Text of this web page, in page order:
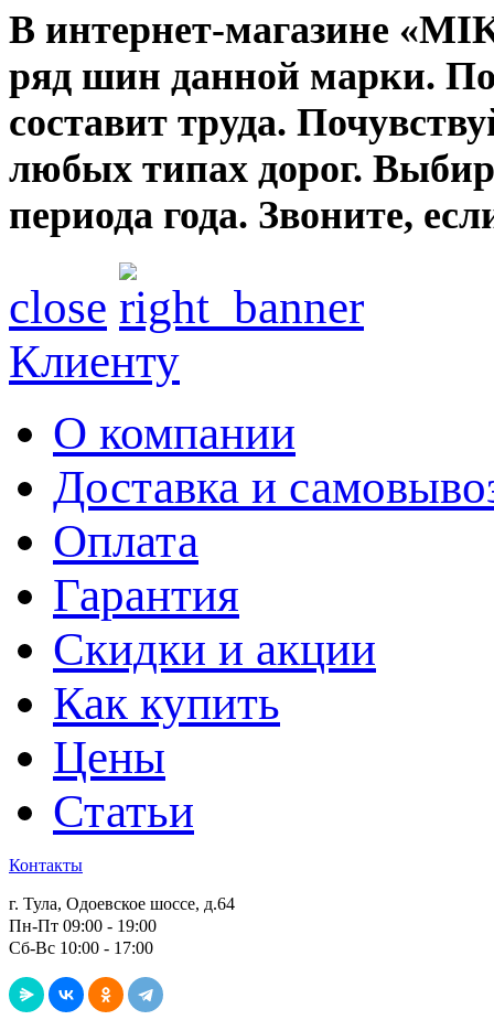
В интернет-магазине
ряд шин данной марки.
составит труда.
любых типах дорог.
периода года. Звоните,
close
Клиенту
О компании
Доставка и
Оплата
Гарантия
Скидки и акции
Как купить
Цены
Статьи
Контакты
г. Тула, Одоевское шоссе, д.64
Пн-Пт 09:00 - 19:00
Сб-Вс 10:00 - 17:00